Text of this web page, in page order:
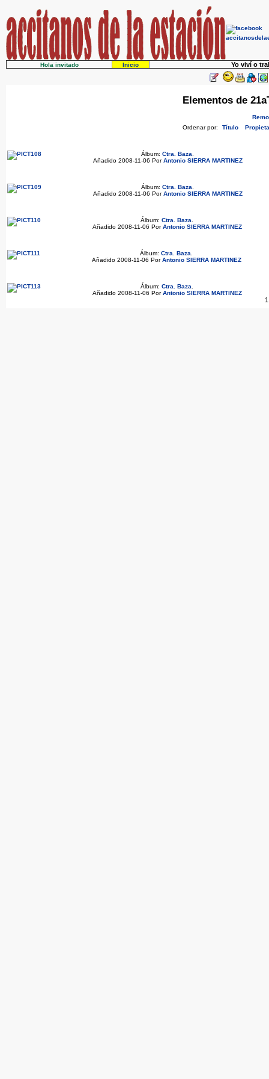
Hola invitado Inicio Yo viví o
Elementos de
Ordenar por:
Título
Álbum: Ctra. Baza
Añadido 2008-11-06 PorAntonio SIERRA MARTINEZ
Álbum: Ctra. Baza
Añadido 2008-11-06 PorAntonio SIERRA MARTINEZ
Álbum: Ctra. Baza
Añadido 2008-11-06 PorAntonio SIERRA MARTINEZ
Álbum: Ctra. Baza
Añadido 2008-11-06 PorAntonio SIERRA MARTINEZ
Álbum: Ctra. Baza
Añadido 2008-11-06 PorAntonio SIERRA MARTINEZ
1